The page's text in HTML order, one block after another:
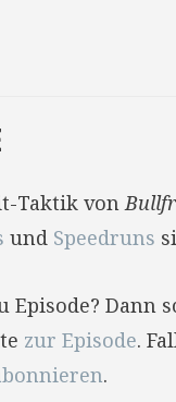
Taktik von
und Speedruns
Episode?
zur Episode.
.